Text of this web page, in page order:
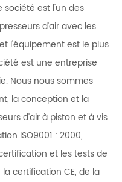
société est l'un des
d'air avec les
l'équipement est le plus
est une entreprise
Nous nous sommes
la conception et la
d'air à piston et à vis.
ISO9001 : 2000,
et les tests de
certification CE, de la